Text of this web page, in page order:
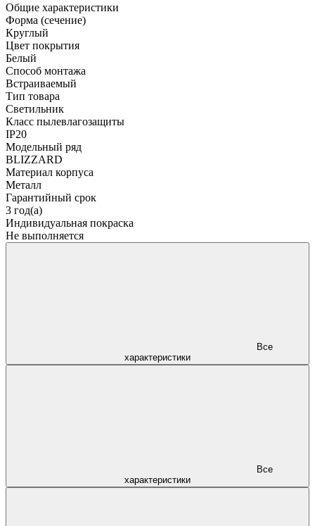
Общие характеристики
Форма (сечение)
Круглый
Цвет покрытия
Белый
Способ монтажа
Встраиваемый
Тип товара
Светильник
Класс пылевлагозащиты
IP20
Модельный ряд
BLIZZARD
Материал корпуса
Металл
Гарантийный срок
3 год(а)
Индивидуальная покраска
Не выполняется
характеристики
характеристики